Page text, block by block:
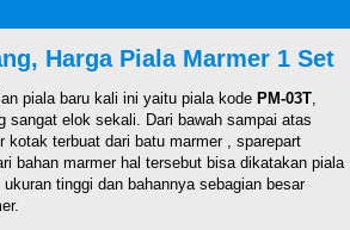
Harga Piala Marmer 1 Set
piala baru kali ini yaitu piala kode PM-03T,
sangat elok sekali. Dari bawah sampai atas
kotak terbuat dari batu marmer , sparepart
bahan marmer hal tersebut bisa dikatakan piala
tinggi dan bahannya sebagian besar